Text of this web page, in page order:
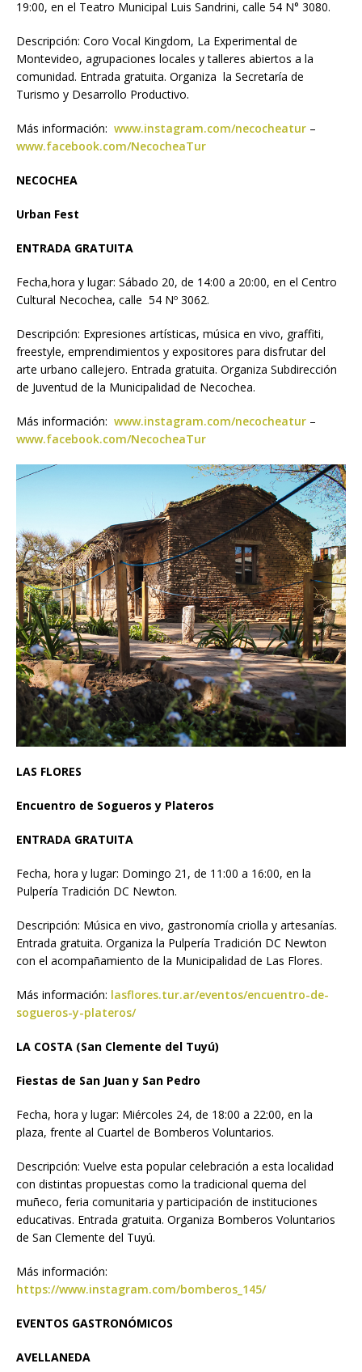
19:00, en el Teatro Municipal Luis Sandrini, calle 54 N° 3080.
Descripción: Coro Vocal Kingdom, La Experimental de
Montevideo, agrupaciones locales y talleres abiertos a la
comunidad. Entrada gratuita. Organiza la Secretaría de
Turismo y Desarrollo Productivo.
Más información: www.instagram.com/necocheatur –
www.facebook.com/NecocheaTur
NECOCHEA
Urban Fest
ENTRADA GRATUITA
Fecha,hora y lugar: Sábado 20, de 14:00 a 20:00, en el Centro
Cultural Necochea, calle 54 Nº 3062.
Descripción: Expresiones artísticas, música en vivo, graffiti,
freestyle, emprendimientos y expositores para disfrutar del
arte urbano callejero. Entrada gratuita. Organiza Subdirección
de Juventud de la Municipalidad de Necochea.
Más información: www.instagram.com/necocheatur –
www.facebook.com/NecocheaTur
LAS FLORES
Encuentro de Sogueros y Plateros
ENTRADA GRATUITA
Fecha, hora y lugar: Domingo 21, de 11:00 a 16:00, en la
Pulpería Tradición DC Newton.
Descripción: Música en vivo, gastronomía criolla y artesanías.
Entrada gratuita. Organiza la Pulpería Tradición DC Newton
con el acompañamiento de la Municipalidad de Las Flores.
Más información: lasflores.tur.ar/eventos/encuentro-de-
sogueros-y-plateros/
LA COSTA (San Clemente del Tuyú)
Fiestas de San Juan y San Pedro
Fecha, hora y lugar: Miércoles 24, de 18:00 a 22:00, en la
plaza, frente al Cuartel de Bomberos Voluntarios.
Descripción: Vuelve esta popular celebración a esta localidad
con distintas propuestas como la tradicional quema del
muñeco, feria comunitaria y participación de instituciones
educativas. Entrada gratuita. Organiza Bomberos Voluntarios
de San Clemente del Tuyú.
Más información:
https://www.instagram.com/bomberos_145/
EVENTOS GASTRONÓMICOS
AVELLANEDA